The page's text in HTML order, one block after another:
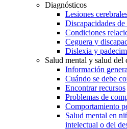
Diagnósticos
Lesiones
Discapacidades
Condiciones
Ceguera y
Dislexia y
Salud mental y salud del
Información
Cuándo se debe
Encontrar recursos
Problemas de
Comportamiento
Salud mental en
intelectual o del